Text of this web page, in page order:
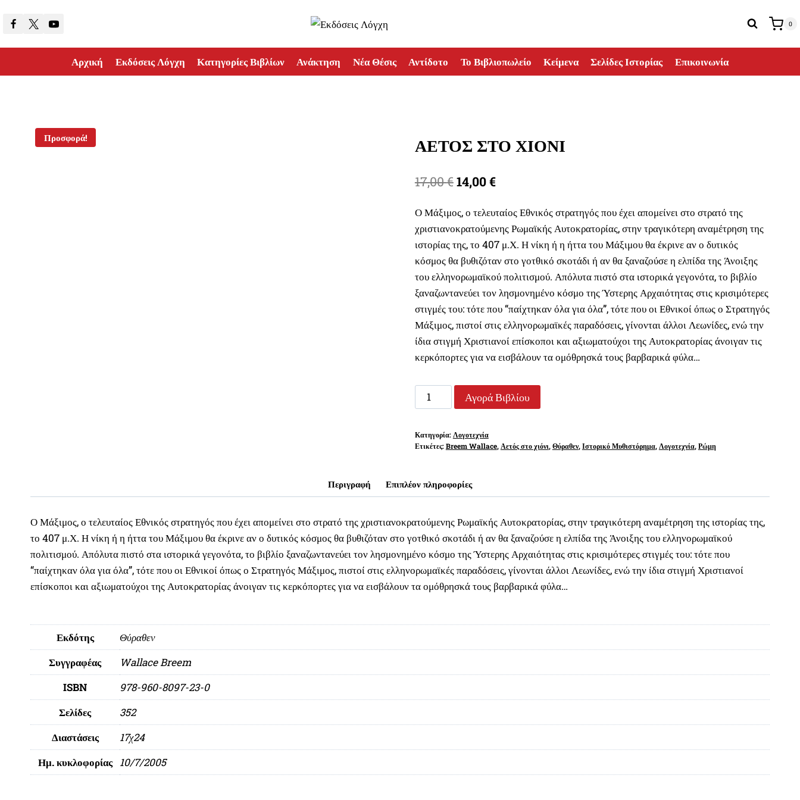
0
Αρχική Εκδόσεις Λόγχη Κατηγορίες Βιβλίων Ανάκτηση Νέα Θέσις Αντίδοτο Το Βιβλιοπωλείο Κείμενα Σελίδες Ιστορίας Επικοινωνία
Προσφορά! ΑΕΤΟΣ ΣΤΟ ΧΙΟΝΙ
17,00€Original
was:
17,00 €.
14,00€Η
τιμή
είναι:
14,00 €.
Ο Μάξιμος, ο τελευταίος Εθνικός στρατηγός που έχει απομείνει στο στρατό της
χριστιανοκρατούμενης Ρωμαϊκής Αυτοκρατορίας, στην τραγικότερη αναμέτρηση της
ιστορίας της, το 407 μ.Χ. Η νίκη ή η ήττα του Μάξιμου θα έκρινε αν ο δυτικός
κόσμος θα βυθιζόταν στο γοτθικό σκοτάδι ή αν θα ξαναζούσε η ελπίδα της Άνοιξης
του ελληνορωμαϊκού πολιτισμού. Απόλυτα πιστό στα ιστορικά γεγονότα, το βιβλίο
ξαναζωντανεύει τον λησμονημένο κόσμο της Ύστερης Αρχαιότητας στις κρισιμότερες
στιγμές του: τότε που “παίχτηκαν όλα για όλα”, τότε που οι Εθνικοί όπως ο Στρατηγός
Μάξιμος, πιστοί στις ελληνορωμαϊκές παραδόσεις, γίνονται άλλοι Λεωνίδες, ενώ την
ίδια στιγμή Χριστιανοί επίσκοποι και αξιωματούχοι της Αυτοκρατορίας άνοιγαν τις
κερκόπορτες για να εισβάλουν τα ομόθρησκά τους βαρβαρικά φύλα…
ΑΕΤΟΣ
ΣΤΟ
ποσότητα
Αγορά Βιβλίου
Κατηγορία: Λογοτεχνία
Ετικέτες: Breem Wallace, Αετός στο χιόνι, Θύραθεν, Ιστορικό Μυθιστόρημα, Λογοτεχνία, Ρώμη
Περιγραφή Επιπλέον πληροφορίες
Ο Μάξιμος, ο τελευταίος Εθνικός στρατηγός που έχει απομείνει στο στρατό της χριστιανοκρατούμενης Ρωμαϊκής Αυτοκρατορίας, στην τραγικότερη αναμέτρηση της ιστορίας της,
το 407 μ.Χ. Η νίκη ή η ήττα του Μάξιμου θα έκρινε αν ο δυτικός κόσμος θα βυθιζόταν στο γοτθικό σκοτάδι ή αν θα ξαναζούσε η ελπίδα της Άνοιξης του ελληνορωμαϊκού
πολιτισμού. Απόλυτα πιστό στα ιστορικά γεγονότα, το βιβλίο ξαναζωντανεύει τον λησμονημένο κόσμο της Ύστερης Αρχαιότητας στις κρισιμότερες στιγμές του: τότε που
“παίχτηκαν όλα για όλα”, τότε που οι Εθνικοί όπως ο Στρατηγός Μάξιμος, πιστοί στις ελληνορωμαϊκές παραδόσεις, γίνονται άλλοι Λεωνίδες, ενώ την ίδια στιγμή Χριστιανοί
επίσκοποι και αξιωματούχοι της Αυτοκρατορίας άνοιγαν τις κερκόπορτες για να εισβάλουν τα ομόθρησκά τους βαρβαρικά φύλα…
Εκδότης
Θύραθεν
Συγγραφέας
Wallace Breem
ISBN
978-960-8097-23-0
Σελίδες
352
Διαστάσεις
17χ24
Ημ. κυκλοφορίας 10/7/2005